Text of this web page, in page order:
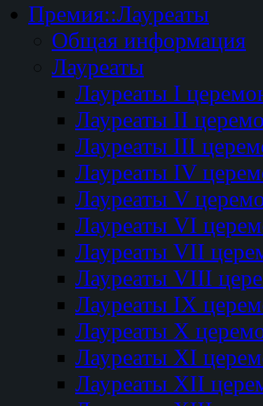
Премия::Лауреаты
Общая информация
Лауреаты
Лауреаты I
Лауреаты II
Лауреаты III
Лауреаты IV
Лауреаты V
Лауреаты VI
Лауреаты VII
Лауреаты VIII
Лауреаты IX
Лауреаты Х
Лауреаты XI
Лауреаты XII